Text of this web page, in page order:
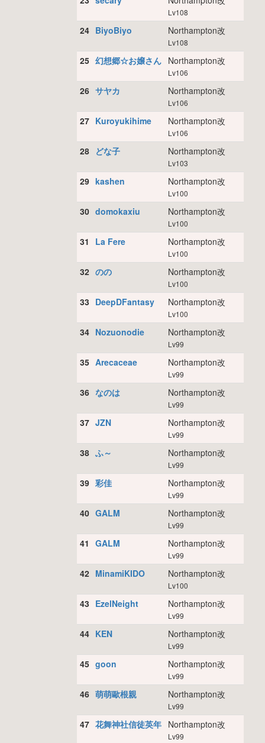
Lv108
24 BiyoBiyo Northampton改
Lv108
25 幻想郷☆お嬢さん Northampton改
Lv106
26 サヤカ Northampton改
Lv106
27 Kuroyukihime Northampton改
Lv106
28 どな子 Northampton改
Lv103
29 kashen Northampton改
Lv100
30 domokaxiu Northampton改
Lv100
31 La Fere Northampton改
Lv100
32 のの Northampton改
Lv100
33 DeepDFantasy Northampton改
Lv100
34 Nozuonodie Northampton改
Lv99
35 Arecaceae Northampton改
Lv99
36 なのは Northampton改
Lv99
37 JZN Northampton改
Lv99
38 ふ～ Northampton改
Lv99
39 彩佳 Northampton改
Lv99
40 GALM Northampton改
Lv99
41 GALM Northampton改
Lv99
42 MinamiKIDO Northampton改
Lv100
43 EzelNeight Northampton改
Lv99
44 KEN Northampton改
Lv99
45 goon Northampton改
Lv99
46 萌萌歐根親 Northampton改
Lv99
47 花舞神社信徒英年 Northampton改
Lv99